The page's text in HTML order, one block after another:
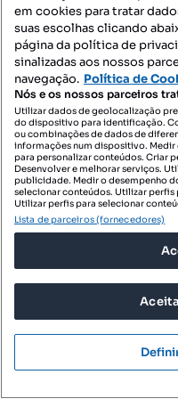
Tipologia
T5
Preço por metro
275.51 m²
RE/MAX Siimgroup
Profissional
em cookies para tratar
suas escolhas clicando
página da política de
sinalizadas aos nossos
navegação. Política de
Nós e os nossos parceiros
Utilizar dados de geolocalização
do dispositivo para identificação.
ou combinações de dados de
informações num dispositivo.
para personalizar conteúdos. Criar
Desenvolver e melhorar serviços.
publicidade. Medir o desempenho
selecionar conteúdos. Utilizar
Utilizar perfis para selecionar
Lista de parceiros (fornecedores)